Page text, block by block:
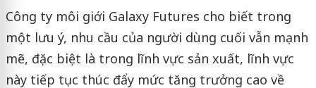
Công ty môi giới Galaxy Futures cho biết trong
một lưu ý, nhu cầu của người dùng cuối vẫn mạnh
mẽ, đặc biệt là trong lĩnh vực sản xuất, lĩnh vực
này tiếp tục thúc đẩy mức tăng trưởng cao về